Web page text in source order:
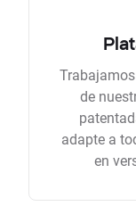
de
adapte a
en